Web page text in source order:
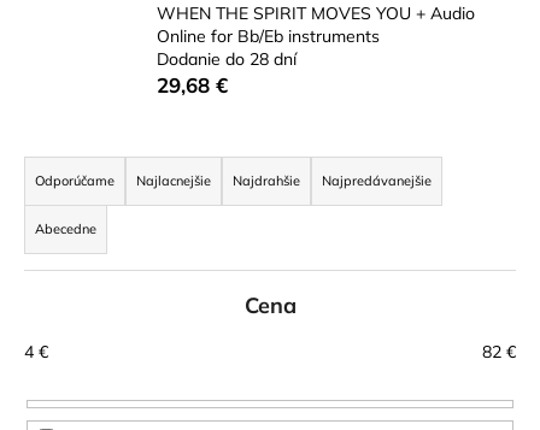
WHEN THE SPIRIT MOVES YOU + Audio
Online for Bb/Eb instruments
Dodanie do 28 dní
29,68 €
R
a
d
e
n
e
r
Odporúčame Najlacnejšie Najdrahšie Najpredávanejšie
Abecedne
Cena
4 € 82 €
O
d
ú
a